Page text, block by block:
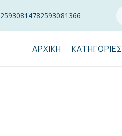
25930814782593081366
ΑΡΧΙΚΉ ΚΑΤΗΓΟΡΊΕΣ